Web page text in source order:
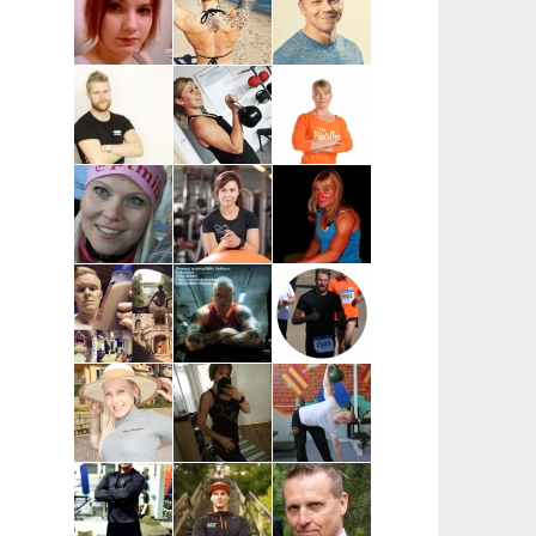
kantakaupunki
pääkaupunkiseutu
Kaarina,
Turku, Raisio
Anna-Mari Löf
| Salo
Susanna
Ingves |
Raasepori
Vesa-Matti
Vehkaperä |
Oulu
Taneli
Leppänen |
Turku ja
lähikunnat
Kata Pulkka |
Pääkaupunkiseutu
Marika
Koskela-
Kontu |
Pohjois-
Pohjanmaa
Miia
Numminen |
Keuruu
Sara Uimonen |
Pääkaupunkiseutu
Miranda Tirri |
Koko Suomi ja
ulkomaat,
verkkovalmennus
Mikael Mentu
| Helsinki
Miikka
Heikkinen |
Itä-Suomi
Wille
Wahlberg |
Helsinki
Katja Varjo |
Raisio
Marja-Liisa
Ylipahkala |
Oulu,
Kempele,
Mikael
Pihlajamaa |
Turun alue